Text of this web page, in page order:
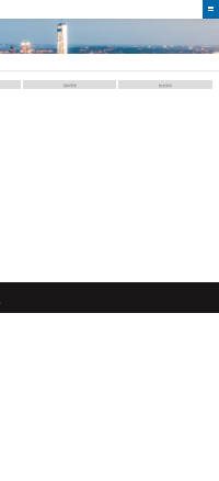
园林荣誉 物业荣誉